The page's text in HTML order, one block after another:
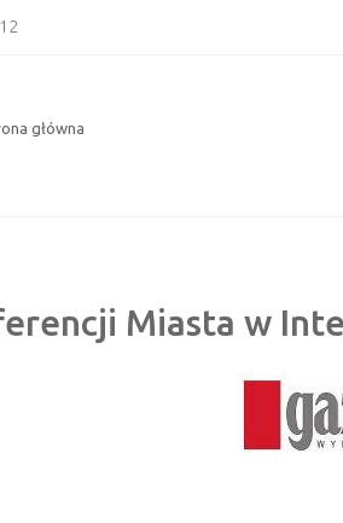
główna
Miasta w